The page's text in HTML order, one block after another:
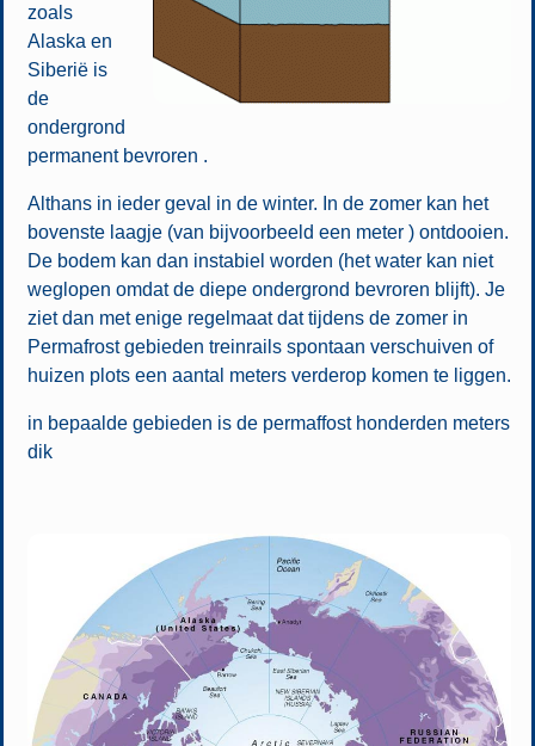
zoals
Alaska en
Siberië is
de
ondergrond
permanent bevroren .
Althans in ieder geval in de winter. In de zomer kan het
bovenste laagje (van bijvoorbeeld een meter ) ontdooien.
De bodem kan dan instabiel worden (het water kan niet
weglopen omdat de diepe ondergrond bevroren blijft). Je
ziet dan met enige regelmaat dat tijdens de zomer in
Permafrost gebieden treinrails spontaan verschuiven of
huizen plots een aantal meters verderop komen te liggen.
in bepaalde gebieden is de permaffost honderden meters
dik